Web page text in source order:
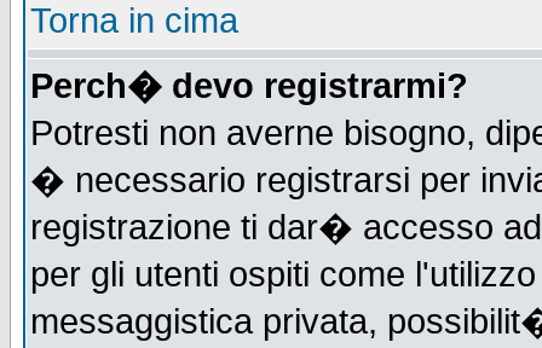
Torna in cima
Perch� devo registrarmi?
Potresti non averne bisogno,
� necessario registrarsi per
registrazione ti dar� accesso
per gli utenti ospiti come
messaggistica privata,